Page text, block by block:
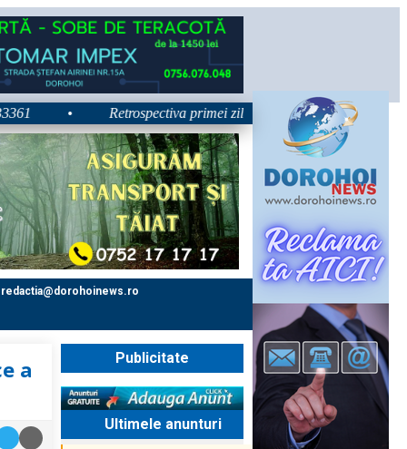
Retrospectiva primei zile la Zilele Nordului 2026:
redactia@dorohoinews.ro
a
Publicitate
Ultimele anunturi